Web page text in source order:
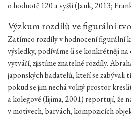
o hodnotě 120 a vyšší (Jauk, 2013;
Výzkum rozdílů ve figurální
Zatímco rozdíly v hodnocení figurální
výsledky, podíváme-li se konkrétněji
vytváří, zjistíme znatelné rozdíly.
japonských badatelů, kteří se zabývali
pokud se jim nechá volný prostor
a kolegové (Iijima, 2001) reportují, že
v motivech, barvách, kompozicích